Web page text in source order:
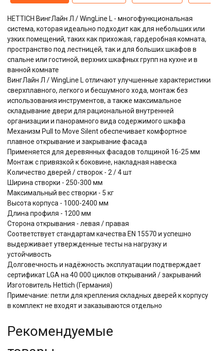
HETTICH ВингЛайн Л / WingLine L - многофункциональная
система, которая идеально подходит как для небольших или
узких помещений, таких как прихожая, гардеробная комната,
пространство под лестницей, так и для больших шкафов в
спальне или гостиной, верхних шкафных групп на кухне и в
ванной комнате
ВингЛайн Л / WingLine L отличают улучшенные характеристики
сверхплавного, легкого и бесшумного хода, монтаж без
использования инструментов, а также максимальное
складывание двери для рациональной внутренней
организации и панорамного вида содержимого шкафа
Механизм Pull to Move Silent обеспечивает комфортное
плавное открывание и закрывание фасада
Применяется для деревянных фасадов толщиной 16-25 мм
Монтаж с привязкой к боковине, накладная навеска
Количество дверей / створок - 2 / 4 шт
Ширина створки - 250-300 мм
Максимальный вес створки - 5 кг
Высота корпуса - 1000-2400 мм
Длина профиля - 1200 мм
Сторона открывания - левая / правая
Соответствует стандартам качества EN 15570 и успешно
выдерживает утвержденные тесты на нагрузку и
устойчивость
Долговечность и надёжность эксплуатации подтверждает
сертификат LGA на 40 000 циклов открываний / закрываний
Изготовитель Hettich (Германия)
Примечание: петли для крепления складных дверей к корпусу
в комплект не входят и заказываются отдельно
Рекомендуемые